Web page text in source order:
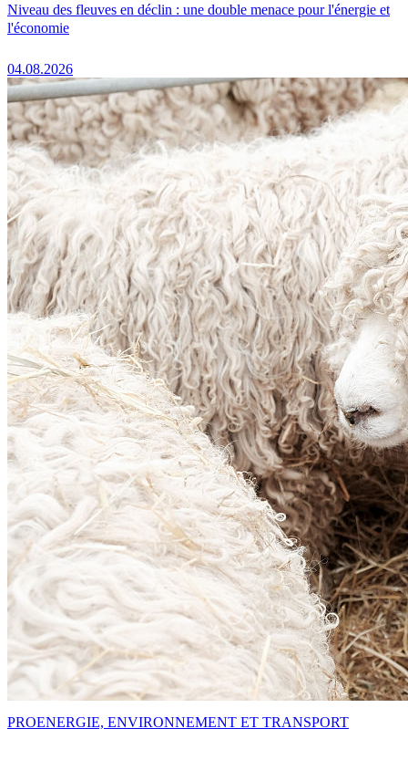
Niveau des fleuves en déclin : une double menace pour l'énergie et
l'économie
04.08.2026
PROENERGIE, ENVIRONNEMENT ET TRANSPORT